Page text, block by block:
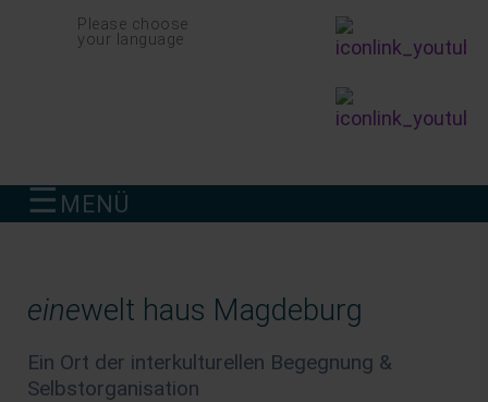
Navigation
überspringenPlease choose
your language
☰ MENÜ
einewelt haus Magdeburg
Ein Ort der interkulturellen Begegnung &
Selbstorganisation